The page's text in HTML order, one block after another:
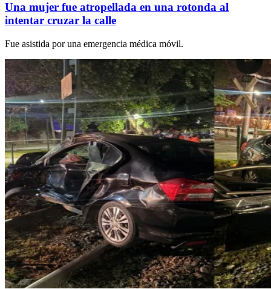
Una mujer fue atropellada en una rotonda al
intentar cruzar la calle
Fue asistida por una emergencia médica móvil.